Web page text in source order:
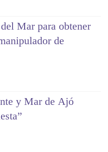
Mar para obtener
de
y Mar de Ajó